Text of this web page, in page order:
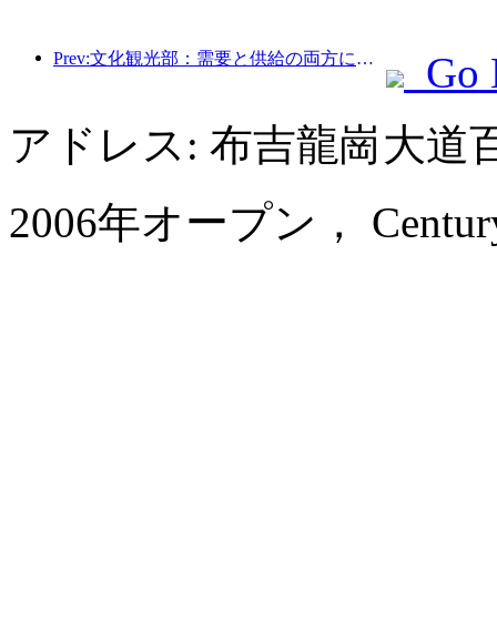
Prev:文化観光部：需要と供給の両方に焦点を当て、文化と観光の消費活動と旅行を指導します。
Go
アドレス: 布吉龍崗大道
2006年オープン，